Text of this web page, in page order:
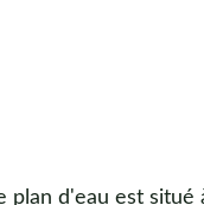
plan d'eau est